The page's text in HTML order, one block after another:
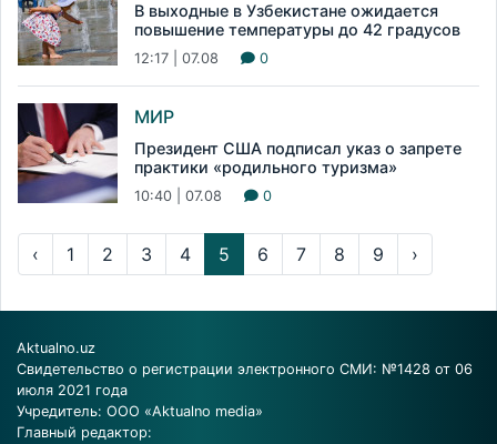
В выходные в Узбекистане ожидается
повышение температуры до 42 градусов
12:17 | 07.08 0
МИР
Президент США подписал указ о запрете
практики «родильного туризма»
10:40 | 07.08 0
‹ 1 2 3 4 5 6 7 8 9 ›
Aktualno.uz
Свидетельство о регистрации электронного СМИ: №1428 от 06
июля 2021 года
Учредитель: ООО «Aktualno media»
Главный редактор: